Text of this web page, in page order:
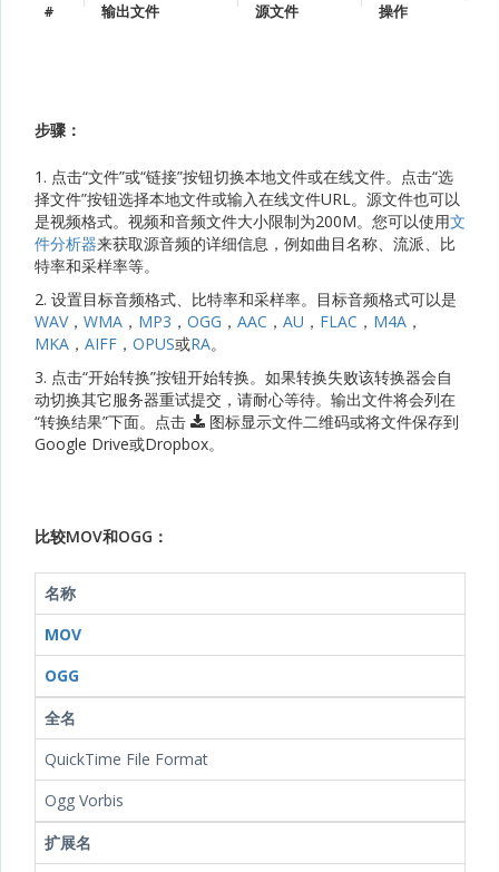
# 输出文件 源文件 操作
步骤：
1. 点击“文件”或“链接”按钮切换本地文件或在线文件。点击“选
择文件”按钮选择本地文件或输入在线文件URL。源文件也可以
是视频格式。视频和音频文件大小限制为200M。您可以使用文
件分析器来获取源音频的详细信息，例如曲目名称、流派、比
特率和采样率等。
2. 设置目标音频格式、比特率和采样率。目标音频格式可以是
WAV， WMA ， MP3 ， OGG ， AAC ， AU ， FLAC ， M4A ，
MKA ， AIFF ， OPUS或RA。
3. 点击“开始转换”按钮开始转换。如果转换失败该转换器会自
动切换其它服务器重试提交，请耐心等待。输出文件将会列在
“转换结果”下面。点击
图标显示文件二维码或将文件保存到
Google Drive或Dropbox。
比较MOV和OGG：
名称
MOV
OGG
全名
QuickTime File Format
Ogg Vorbis
扩展名